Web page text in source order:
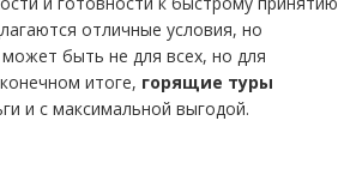
отличные условия, но
быть не для всех, но для
итоге, горящие туры
и с максимальной выгодой.